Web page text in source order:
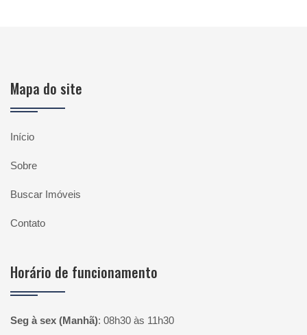
Mapa do site
Início
Sobre
Buscar Imóveis
Contato
Horário de funcionamento
Seg à sex (Manhã): 08h30 às 11h30